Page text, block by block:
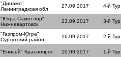
"Динамо"
Ленинградксая обл.
27.09.2017 4-й Тур
"Югра-Самотлор"
Нижневартовск
23.09.2017 3-й Тур
"Газпром-Югра"
Сургутский район
16.09.2017 2-й Тур
"Енисей" Красноярск 10.09.2017 1-й Тур